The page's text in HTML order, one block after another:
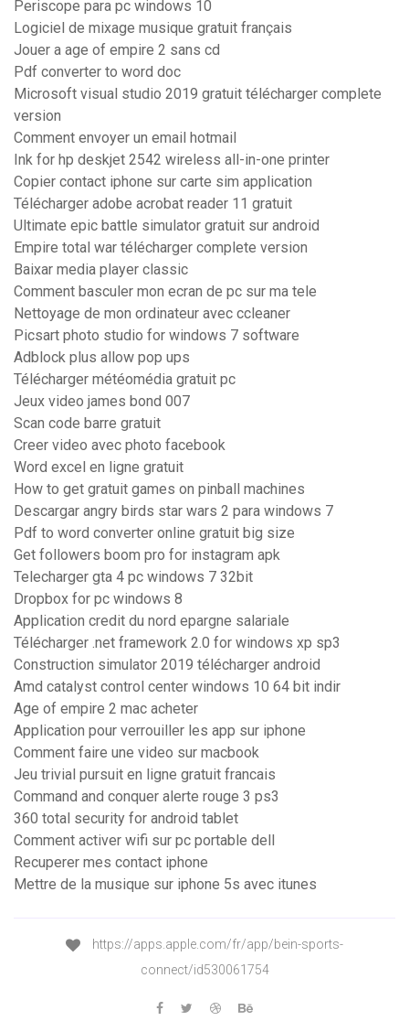
Periscope para pc windows 10
Logiciel de mixage musique gratuit français
Jouer a age of empire 2 sans cd
Pdf converter to word doc
Microsoft visual studio 2019 gratuit télécharger complete
version
Comment envoyer un email hotmail
Ink for hp deskjet 2542 wireless all-in-one printer
Copier contact iphone sur carte sim application
Télécharger adobe acrobat reader 11 gratuit
Ultimate epic battle simulator gratuit sur android
Empire total war télécharger complete version
Baixar media player classic
Comment basculer mon ecran de pc sur ma tele
Nettoyage de mon ordinateur avec ccleaner
Picsart photo studio for windows 7 software
Adblock plus allow pop ups
Télécharger météomédia gratuit pc
Jeux video james bond 007
Scan code barre gratuit
Creer video avec photo facebook
Word excel en ligne gratuit
How to get gratuit games on pinball machines
Descargar angry birds star wars 2 para windows 7
Pdf to word converter online gratuit big size
Get followers boom pro for instagram apk
Telecharger gta 4 pc windows 7 32bit
Dropbox for pc windows 8
Application credit du nord epargne salariale
Télécharger .net framework 2.0 for windows xp sp3
Construction simulator 2019 télécharger android
Amd catalyst control center windows 10 64 bit indir
Age of empire 2 mac acheter
Application pour verrouiller les app sur iphone
Comment faire une video sur macbook
Jeu trivial pursuit en ligne gratuit francais
Command and conquer alerte rouge 3 ps3
360 total security for android tablet
Comment activer wifi sur pc portable dell
Recuperer mes contact iphone
Mettre de la musique sur iphone 5s avec itunes
https://apps.apple.com/fr/app/bein-sports-
connect/id530061754